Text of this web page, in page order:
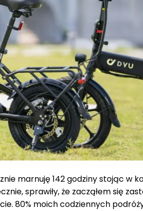
marnuję 142 godziny stojąc w
sprawiły, że zacząłem się
80% moich codziennych